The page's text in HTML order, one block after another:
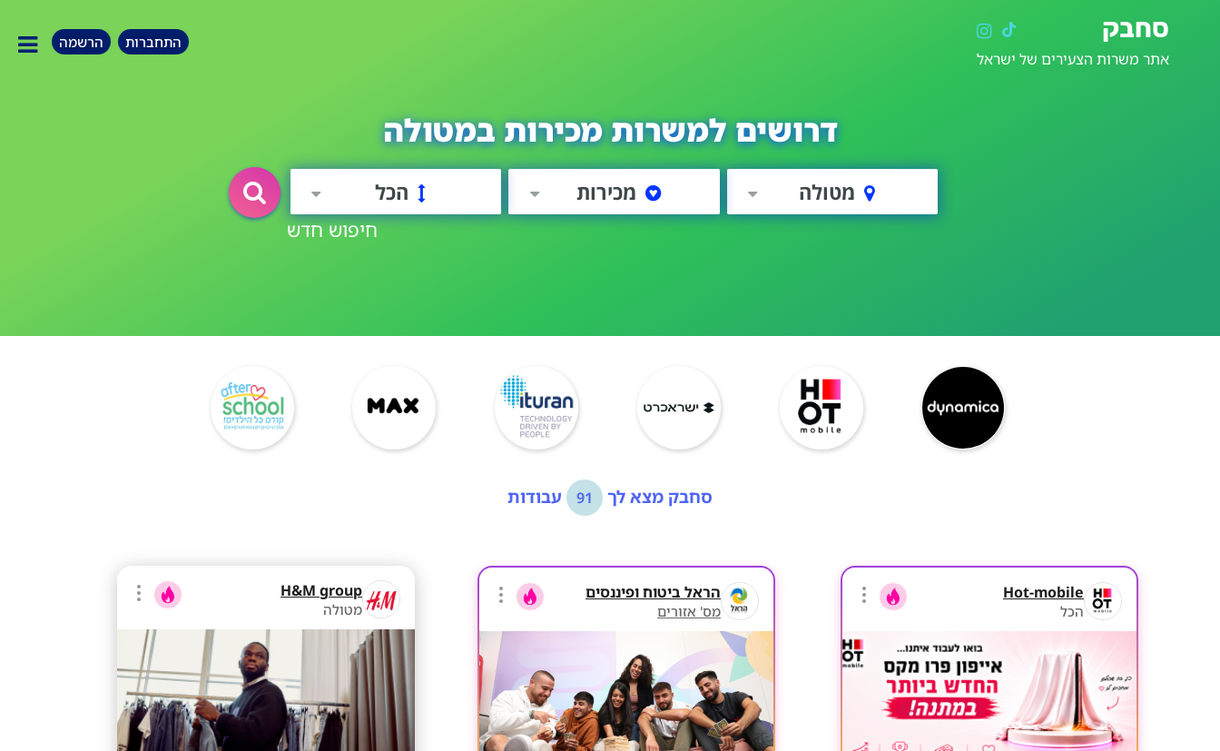
סחבק
אתר משרות הצעירים של ישראל
התחברות הרשמה
דרושים למשרות מכירות במטולה
מטולה מכירות הכל
חיפוש חדש
סחבק מצא לך 91 עבודות
Hot-mobile
הכל
הראל ביטוח ופיננסים
מס' אזורים
H&M group
מטולה